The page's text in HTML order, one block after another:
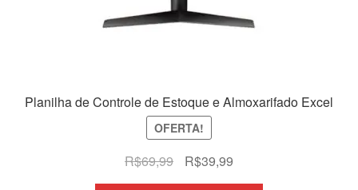
Planilha de Controle de Estoque e Almoxarifado Excel
OFERTA!
R$69,99
O
preço
R$39,99O
preço